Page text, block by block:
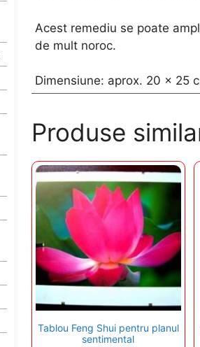
Acest remediu se poate
de mult noroc.
Dimensiune: aprox. 20 x 25
Produse
Tablou Feng Shui pentru planul
sentimental